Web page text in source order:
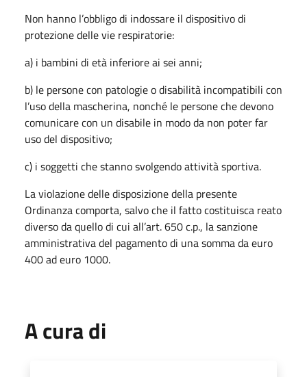
Non hanno l’obbligo di indossare il dispositivo di
protezione delle vie respiratorie:
a) i bambini di età inferiore ai sei anni;
b) le persone con patologie o disabilità incompatibili con
l’uso della mascherina, nonché le persone che devono
comunicare con un disabile in modo da non poter far
uso del dispositivo;
c) i soggetti che stanno svolgendo attività sportiva.
La violazione delle disposizione della presente
Ordinanza comporta, salvo che il fatto costituisca reato
diverso da quello di cui all’art. 650 c.p., la sanzione
amministrativa del pagamento di una somma da euro
400 ad euro 1000.
A cura di